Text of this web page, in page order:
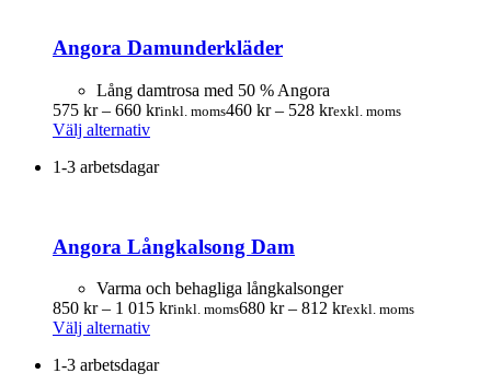
De
alternativen
kan
väljas
produktsidan
Angora Damunderkläder
Lång damtrosa med 50 % Angora
575 kr – 660 krPrisintervall:
660.00 kr
inkl. moms460 kr – 528 krPrisintervall:
exkl. moms
Välj alternativDen
produkten
De
alternativen
kan
väljas
produktsidan
1-3 arbetsdagar
Angora Långkalsong Dam
Varma och behagliga långkalsonger
850 kr – 1 015 krPrisintervall:
inkl. moms680 kr – 812 krPrisintervall:
exkl. moms
Välj alternativDen
produkten
1-3 arbetsdagar